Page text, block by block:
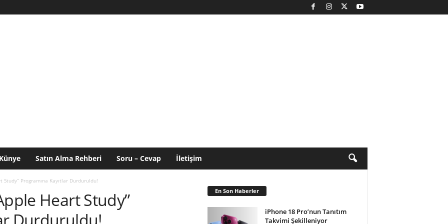
Künye Satın Alma Rehberi Soru – Cevap İletişim
Programına Kayıtlar Durduruldu!
Heart Study”
En Son Haberler
iPhone 18 Pro’nun Tanıtım
Takvimi Şekilleniyor